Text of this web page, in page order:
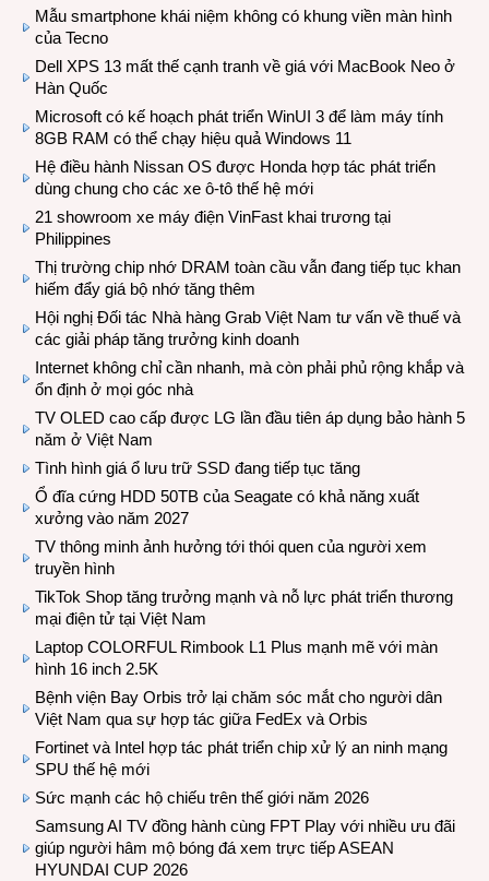
Mẫu smartphone khái niệm không có khung viền màn hình
của Tecno
Dell XPS 13 mất thế cạnh tranh về giá với MacBook Neo ở
Hàn Quốc
Microsoft có kế hoạch phát triển WinUI 3 để làm máy tính
8GB RAM có thể chạy hiệu quả Windows 11
Hệ điều hành Nissan OS được Honda hợp tác phát triển
dùng chung cho các xe ô-tô thế hệ mới
21 showroom xe máy điện VinFast khai trương tại
Philippines
Thị trường chip nhớ DRAM toàn cầu vẫn đang tiếp tục khan
hiếm đẩy giá bộ nhớ tăng thêm
Hội nghị Đối tác Nhà hàng Grab Việt Nam tư vấn về thuế và
các giải pháp tăng trưởng kinh doanh
Internet không chỉ cần nhanh, mà còn phải phủ rộng khắp và
ổn định ở mọi góc nhà
TV OLED cao cấp được LG lần đầu tiên áp dụng bảo hành 5
năm ở Việt Nam
Tình hình giá ổ lưu trữ SSD đang tiếp tục tăng
Ổ đĩa cứng HDD 50TB của Seagate có khả năng xuất
xưởng vào năm 2027
TV thông minh ảnh hưởng tới thói quen của người xem
truyền hình
TikTok Shop tăng trưởng mạnh và nỗ lực phát triển thương
mại điện tử tại Việt Nam
Laptop COLORFUL Rimbook L1 Plus mạnh mẽ với màn
hình 16 inch 2.5K
Bệnh viện Bay Orbis trở lại chăm sóc mắt cho người dân
Việt Nam qua sự hợp tác giữa FedEx và Orbis
Fortinet và Intel hợp tác phát triển chip xử lý an ninh mạng
SPU thế hệ mới
Sức mạnh các hộ chiếu trên thế giới năm 2026
Samsung AI TV đồng hành cùng FPT Play với nhiều ưu đãi
giúp người hâm mộ bóng đá xem trực tiếp ASEAN
HYUNDAI CUP 2026